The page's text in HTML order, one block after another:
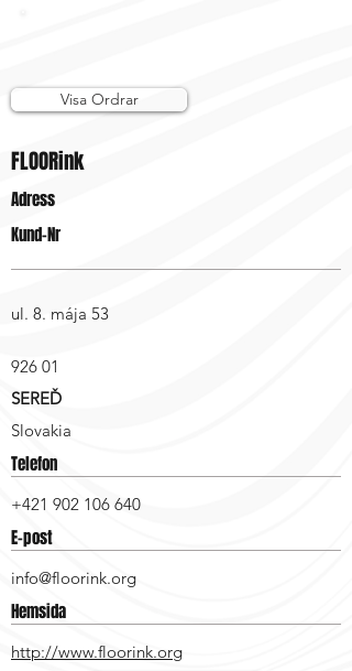
Visa Ordrar
FLOORink
Adress
Kund-Nr
ul. 8. mája 53
926 01
SEREĎ
Slovakia
Telefon
+421 902 106 640
E-post
info@floorink.org
Hemsida
http://www.floorink.org